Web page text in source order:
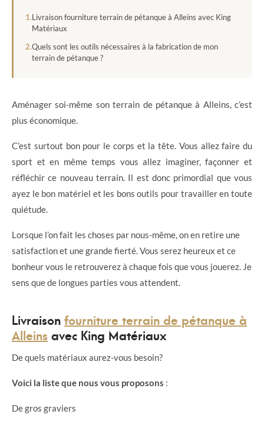
Livraison fourniture terrain de pétanque à Alleins avec King
Matériaux
Quels sont les outils nécessaires à la fabrication de mon
terrain de pétanque ?
Aménager soi-même son terrain de pétanque à Alleins, c’est
plus économique.
C’est surtout bon pour le corps et la tête. Vous allez faire du
sport et en même temps vous allez imaginer, façonner et
réfléchir ce nouveau terrain. Il est donc primordial que vous
ayez le bon matériel et les bons outils pour travailler en toute
quiétude.
Lorsque l’on fait les choses par nous-même, on en retire une
satisfaction et une grande fierté. Vous serez heureux et ce
bonheur vous le retrouverez à chaque fois que vous jouerez. Je
sens que de longues parties vous attendent.
Livraisonfourniture terrain de pétanque à
Alleinsavec King Matériaux
De quels matériaux aurez-vous besoin?
Voici la liste que nous vous proposons :
De gros graviers